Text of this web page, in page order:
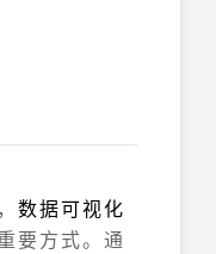
数据可视化
要方式。通